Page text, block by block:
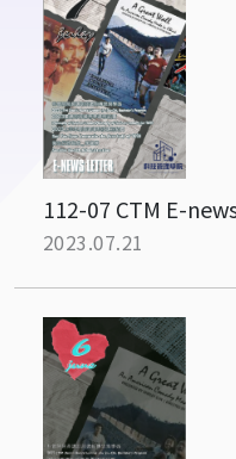
112-07 CTM E-
2023.07.21